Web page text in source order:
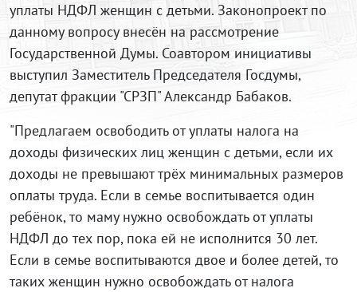
уплаты НДФЛ женщин с детьми. Законопроект по
данному вопросу внесён на рассмотрение
Государственной Думы. Соавтором инициативы
выступил Заместитель Председателя Госдумы,
депутат фракции "СРЗП" Александр Бабаков.
"Предлагаем освободить от уплаты налога на
доходы физических лиц женщин с детьми, если их
доходы не превышают трёх минимальных размеров
оплаты труда. Если в семье воспитывается один
ребёнок, то маму нужно освобождать от уплаты
НДФЛ до тех пор, пока ей не исполнится 30 лет.
Если в семье воспитываются двое и более детей, то
таких женщин нужно освобождать от налога